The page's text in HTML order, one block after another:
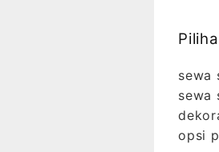
sewa
sewa
opsi